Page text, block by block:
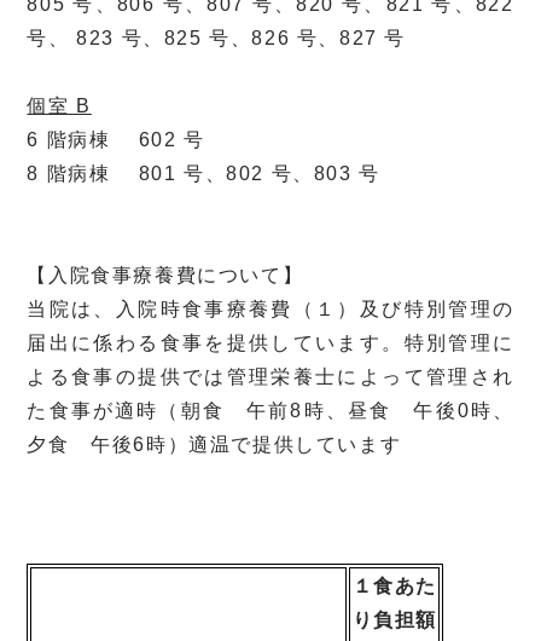
805 号、806 号、807 号、820 号、821 号、822
号、 823 号、825 号、826 号、827 号
個室 B
6 階病棟 602 号
8 階病棟 801 号、802 号、803 号
【入院食事療養費について】
当院は、入院時食事療養費（１）及び特別管理の
届出に係わる食事を提供しています。特別管理に
よる食事の提供では管理栄養士によって管理され
た食事が適時（朝食 午前8時、昼食 午後0時、
夕食 午後6時）適温で提供しています
１食あた
り負担額